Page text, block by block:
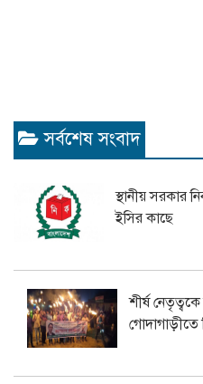
সর্বশেষ সংবাদ
স্থানীয় সরকার
ইসির কাছে
শীর্ষ
গোদাগাড়ীতে